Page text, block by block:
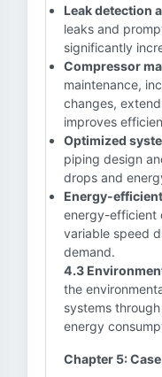
Leak detection
leaks and
significantly
Compressor
maintenance,
changes,
improves
Optimized
piping design
drops and
Energy-
energy-efficient
variable speed
demand.
4.3
the
systems
energy
Chapter 5: